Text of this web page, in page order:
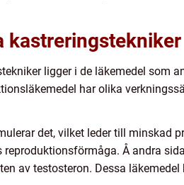
kastreringstekniker
ligger i de läkemedel som
har olika
det, vilket leder till minskad
Å andra
av testosteron. Dessa